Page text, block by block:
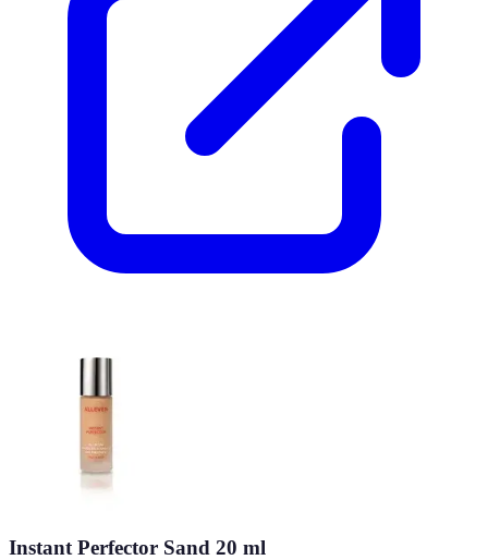
Instant Perfector Sand 20 ml